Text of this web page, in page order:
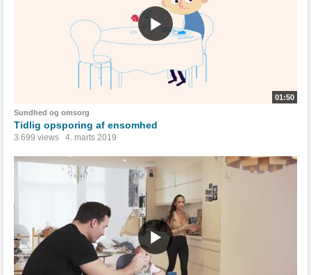
01:50
Sundhed og omsorg
Tidlig opsporing af ensomhed
3.699 views 4. marts 2019